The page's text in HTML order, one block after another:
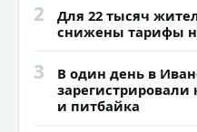
2
Для 22 тысяч
снижены тарифы
3
В один день в
зарегистрировали
и питбайка